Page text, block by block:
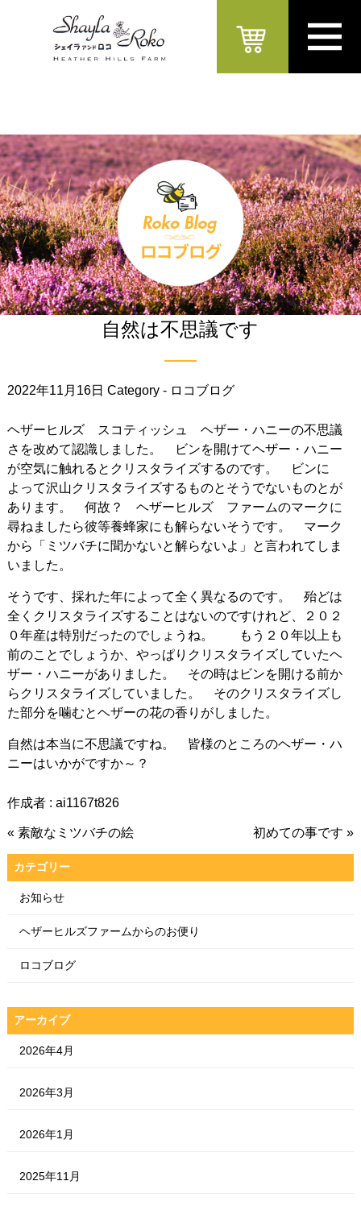
自然は不思議です
2022年11月16日 Category - ロコブログ
ヘザーヒルズ スコティッシュ ヘザー・ハニーの不思議
さを改めて認識しました。 ビンを開けてヘザー・ハニー
が空気に触れるとクリスタライズするのです。 ビンに
よって沢山クリスタライズするものとそうでないものとが
あります。 何故？ ヘザーヒルズ ファームのマークに
尋ねましたら彼等養蜂家にも解らないそうです。 マーク
から「ミツバチに聞かないと解らないよ」と言われてしま
いました。
そうです、採れた年によって全く異なるのです。 殆どは
全くクリスタライズすることはないのですけれど、２０２
０年産は特別だったのでしょうね。 もう２０年以上も
前のことでしょうか、やっぱりクリスタライズしていたヘ
ザー・ハニーがありました。 その時はビンを開ける前か
らクリスタライズしていました。 そのクリスタライズし
た部分を噛むとヘザーの花の香りがしました。
自然は本当に不思議ですね。 皆様のところのヘザー・ハ
ニーはいかがですか～？
作成者 : ai1167t826
« 素敵なミツバチの絵 初めての事です »
カテゴリー
お知らせ
ヘザーヒルズファームからのお便り
ロコブログ
アーカイブ
2026年4月
2026年3月
2026年1月
2025年11月